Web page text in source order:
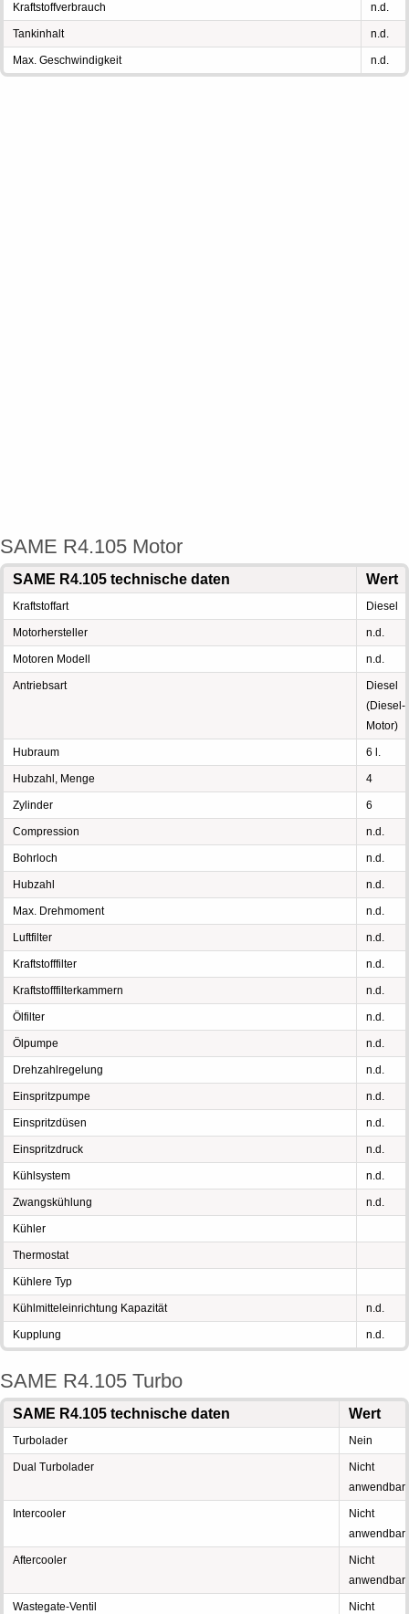
Kraftstoffverbrauch n.d.
Tankinhalt n.d.
Max. Geschwindigkeit n.d.
SAME R4.105 Motor
SAME R4.105 technische daten Wert
Kraftstoffart Diesel
Motorhersteller n.d.
Motoren Modell n.d.
Antriebsart
Diesel
(Diesel-
Motor)
Hubraum 6 l.
Hubzahl, Menge 4
Zylinder 6
Compression n.d.
Bohrloch n.d.
Hubzahl n.d.
Max. Drehmoment n.d.
Luftfilter n.d.
Kraftstofffilter n.d.
Kraftstofffilterkammern n.d.
Ölfilter n.d.
Ölpumpe n.d.
Drehzahlregelung n.d.
Einspritzpumpe n.d.
Einspritzdüsen n.d.
Einspritzdruck n.d.
Kühlsystem n.d.
Zwangskühlung n.d.
Kühler
Thermostat
Kühlere Typ
Kühlmitteleinrichtung Kapazität n.d.
Kupplung n.d.
SAME R4.105 Turbo
SAME R4.105 technische daten Wert
Turbolader Nein
Dual Turbolader
Nicht
anwendbar
Intercooler
Nicht
anwendbar
Aftercooler
Nicht
anwendbar
Wastegate-Ventil Nicht